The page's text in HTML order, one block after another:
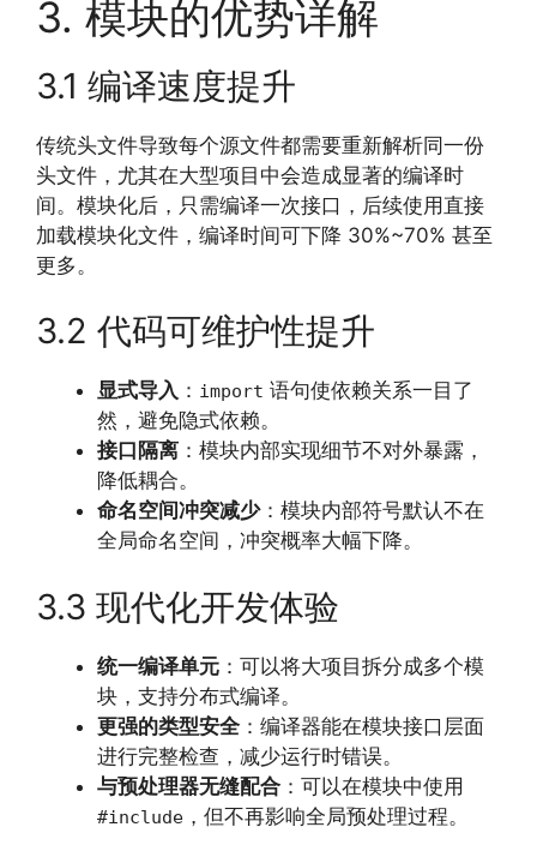
3. 模块的优势详解
3.1 编译速度提升
传统头文件导致每个源文件都需要重新解析同一份
头文件，尤其在大型项目中会造成显著的编译时
间。模块化后，只需编译一次接口，后续使用直接
加载模块化文件，编译时间可下降 30%~70% 甚至
更多。
3.2 代码可维护性提升
显式导入 ： import 语句使依赖关系一目了
然，避免隐式依赖。
接口隔离 ：模块内部实现细节不对外暴露，
降低耦合。
命名空间冲突减少：模块内部符号默认不在
全局命名空间，冲突概率大幅下降。
3.3 现代化开发体验
统一编译单元 ：可以将大项目拆分成多个模
块，支持分布式编译。
更强的类型安全：编译器能在模块接口层面
进行完整检查，减少运行时错误。
与预处理器无缝配合 ：可以在模块中使用
#include ，但不再影响全局预处理过程。